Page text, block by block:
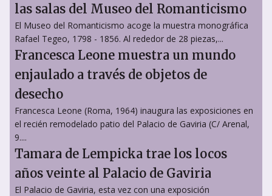
las salas del Museo del Romanticismo
El Museo del Romanticismo acoge la muestra monográfica
Rafael Tegeo, 1798 - 1856. Al rededor de 28 piezas,...
Francesca Leone muestra un mundo
enjaulado a través de objetos de
desecho
Francesca Leone (Roma, 1964) inaugura las exposiciones en
el recién remodelado patio del Palacio de Gaviria (C/ Arenal,
9....
Tamara de Lempicka trae los locos
años veinte al Palacio de Gaviria
El Palacio de Gaviria, esta vez con una exposición